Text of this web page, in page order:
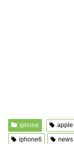
iphone apple
iphone6
news